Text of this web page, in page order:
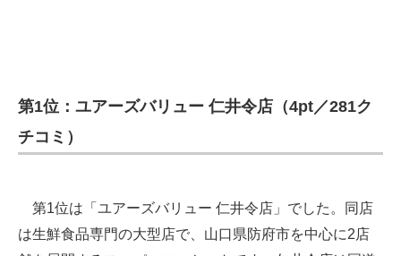
第1位：ユアーズバリュー 仁井令店（4pt／281ク
チコミ）
第1位は「ユアーズバリュー 仁井令店」でした。同店
は生鮮食品専門の大型店で、山口県防府市を中心に2店